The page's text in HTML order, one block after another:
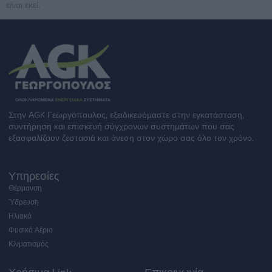
είναι εκεί.
Στην ΑGK Γεωργόπουλος, εξειδικευόμαστε στην εγκατάσταση,
συντήρηση και επισκευή σύγχρονων συστημάτων που σας
εξασφαλίζουν ζεστασιά και άνεση στον χώρο σας όλο τον χρόνο.
Υπηρεσίες
Θέρμανση
Ύδρευση
Ηλιακά
Φυσικό Αέριο
Κλιματισμός